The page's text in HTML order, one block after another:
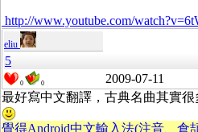
http://www.youtube.com/
eliu
5
0 0 2009-07-11
最好寫中文翻譯，古典名曲其實很
覺得Android中文輸入法(注音、倉